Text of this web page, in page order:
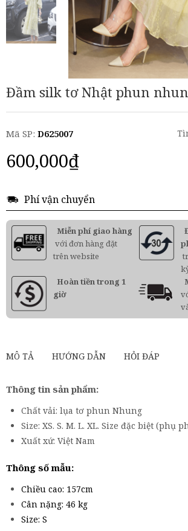
Đầm silk tơ Nhật phun
Mã SP: D625007
600,000₫
Phí vận chuyển
Miễn phí giao hàng
với đơn hàng đặt
trên website
Hoàn tiền trong 1
giờ
MÔ TẢ HƯỚNG DẪN HỎI ĐÁP
Thông tin sản phẩm:
Chất vải: lụa tơ phun Nhung
Size: XS. S. M. L. XL. Size đặc biệt (phụ
Xuất xứ: Việt Nam
Thông số mẫu:
Chiều cao: 157cm
Cân nặng: 46 kg
Size: S